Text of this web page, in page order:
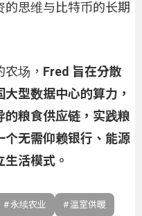
思维与比特币的长期
场， Fred 旨在分散
型数据中心的算力，
的粮食供应链，实践粮
个无需仰赖银行、能源
活模式。
永续农业 温室供暖